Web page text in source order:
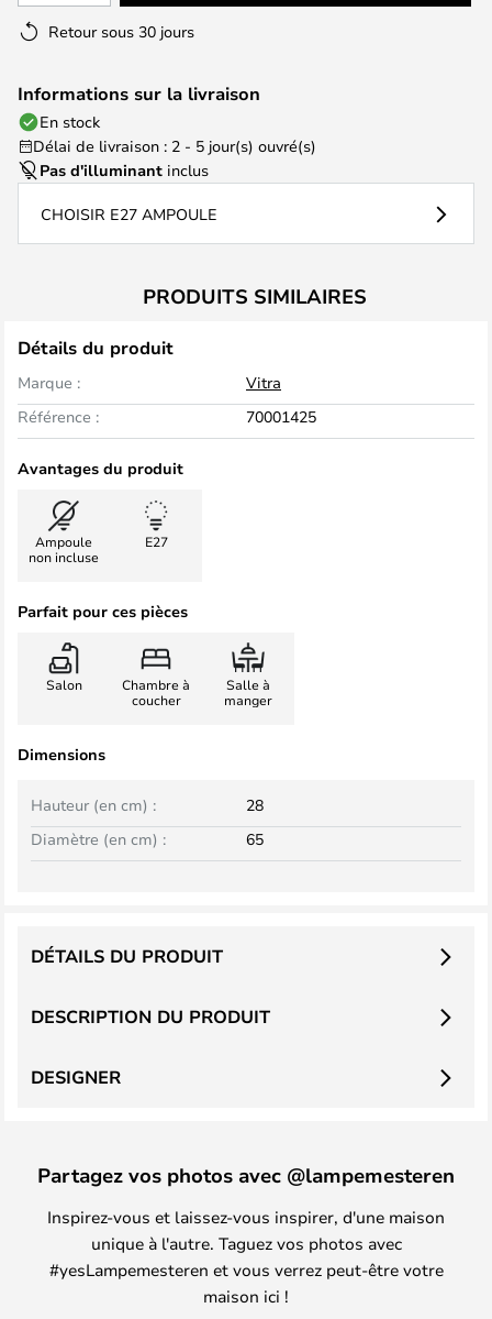
Retour sous 30 jours
Informations sur la livraison
En stock
Délai de livraison : 2 - 5 jour(s) ouvré(s)
Pas d'illuminant inclus
CHOISIR E27 AMPOULE
PRODUITS SIMILAIRES
Détails du produit
Marque :
Vitra
Référence :
70001425
Avantages du produit
Ampoule
non incluse
E27
Parfait pour ces pièces
Salon
Chambre à
coucher
Salle à
manger
Dimensions
Hauteur (en cm) :
28
Diamètre (en cm) :
65
DESCRIPTION DU PRODUIT
DÉTAILS DU PRODUIT
DESIGNER
Partagez vos photos avec @lampemesteren
Inspirez-vous et laissez-vous inspirer, d'une maison
unique à l'autre. Taguez vos photos avec
#yesLampemesteren et vous verrez peut-être votre
maison ici !